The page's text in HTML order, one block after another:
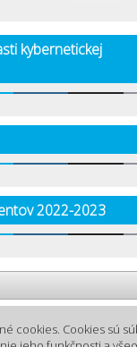
cookies. Cookies sú
kybernetickej
2022-2023